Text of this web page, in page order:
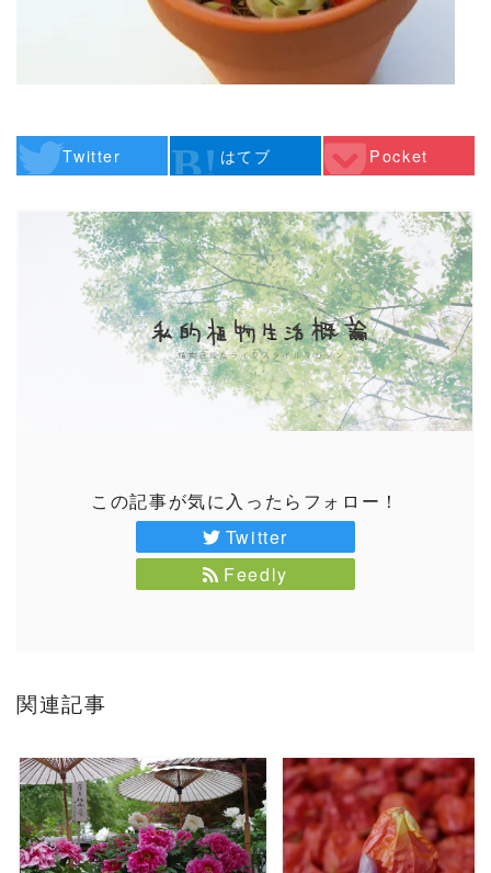
Twitter はてブ Pocket
この記事が気に入ったらフォロー！
Twitter
Feedly
関連記事
READ MORE READ MORE